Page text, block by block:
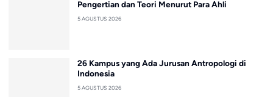
Pengertian dan Teori Menurut Para Ahli
5 AGUSTUS 2026
26 Kampus yang Ada Jurusan Antropologi di
Indonesia
5 AGUSTUS 2026